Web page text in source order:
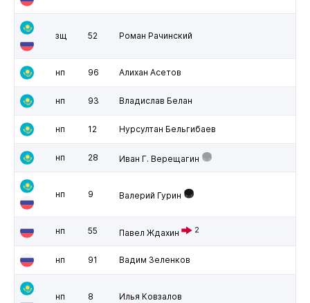
зщ 52 Роман Рачинский
нп 96 Алихан Асетов
нп 93 Владислав Белан
нп 12 Нурсултан Бельгибаев
нп 28 Иван Г. Верещагин
нп 9 Валерий Гурин
нп 55 Павел Ждахин 2
нп 91 Вадим Зеленков
нп 8 Илья Ковзалов